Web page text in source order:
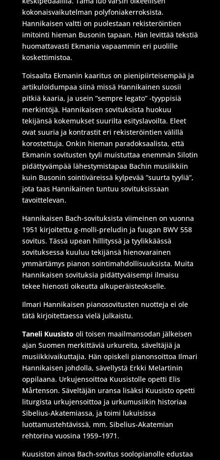
kokonaisvaikutelman polyfoniakerroksista.
Hannikaisen valtti on puolestaan rekisteröintien
imitointi hieman Busonin tapaan. Hän levittää tekstiä
huomattavasti Ekmania vapaammin eri puolille
koskettimistoa.
Toisaalta Ekmanin kaaritus on pienipiirteisempää ja
artikuloidumpaa siinä missä Hannikainen suosii
pitkiä kaaria, ja usein ”sempre legato” -tyyppisiä
merkintöjä. Hannikaisen sovituksista huokuu
tekijänsä kokemukset suurilta esityslavoilta. Eleet
ovat suuria ja kontrastit eri rekisteröintien välillä
korostettuja. Onkin hieman paradoksaalista, että
Ekmanin sovitusten tyyli muistuttaa enemmän Silotin
pidättyvämpää lähestymistapaa Bachin musiikkiin
kuin Busonin sointiväreissä kylpevää ”suurta tyyliä”,
jota taas Hannikainen tuntuu sovituksissaan
tavoittelevan.
Hannikaisen Bach-sovituksista viimeinen on vuonna
1951 kirjoitettu g-molli-preludin ja fuugan BWV 558
sovitus. Tässä upean hillityssä ja tyylikkäässä
sovituksessa kuuluu tekijänsä hienovarainen
ymmärtämys pianon sointimahdollisuuksista. Muita
Hannikaisen sovituksia pidättyväisempi ilmaisu
tekee hienosti oikeutta alkuperäisteokselle.
Ilmari Hannikaisen pianosovitusten nuotteja ei ole
tätä kirjoitettaessa vielä julkaistu.
Taneli Kuusisto oli toisen maailmansodan jälkeisen
ajan Suomen merkittäviä urkureita, säveltäjiä ja
musiikkivaikuttajia. Hän opiskeli pianonsoittoa Ilmari
Hannikaisen johdolla, sävellystä Erkki Melartinin
oppilaana. Urkujensoittoa Kuusistolle opetti Elis
Mårtenson. Säveltäjän uransa lisäksi Kuusisto opetti
liturgista urkujensoittoa ja urkumusiikin historiaa
Sibelius-Akatemiassa, ja toimi lukuisissa
luottamustehtävissä, mm. Sibelius-Akatemian
rehtorina vuosina 1959–1971.
Kuusiston ainoa Bach-sovitus soolopianolle edustaa